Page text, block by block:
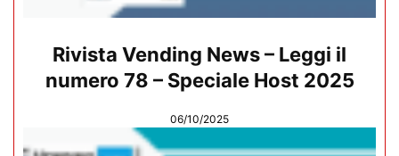
Rivista Vending News – Leggi il
numero 78 – Speciale Host 2025
06/10/2025